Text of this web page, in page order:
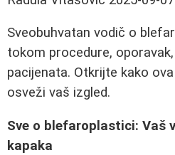
Sveobuhvatan vodič o
tokom procedure,
pacijenata. Otkrijte kako
osveži vaš izgled.
Sve o blefaroplastici: Vaš
kapaka